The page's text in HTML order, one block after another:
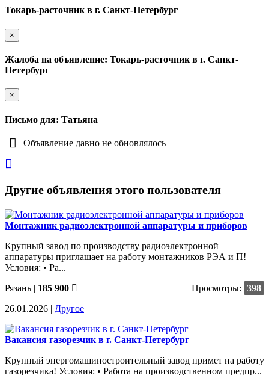
Токарь-расточник в г. Санкт-Петербург
×
Жалоба на объявление: Токарь-расточник в г. Санкт-
Петербург
×
Письмо для: Татьяна
Объявление давно не обновлялось
Другие объявления этого пользователя
Монтажник радиоэлектронной аппаратуры и приборов
Крупный завод по производству радиоэлектронной
аппаратуры приглашает на работу монтажников РЭА и П!
Условия: • Ра...
Рязань | 185 900 Просмотры: 398
26.01.2026 | Другое
Вакансия газорезчик в г. Санкт-Петербург
Крупный энергомашиностроительный завод примет на работу
газорезчика! Условия: • Работа на производственном предпр...